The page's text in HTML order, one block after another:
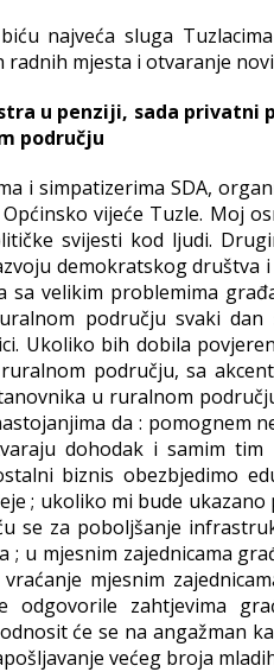
najveća sluga
mjesta i otvaranje
u penziji, sada privatni
području
i simpatizerima SDA,
vijeće Tuzle. Moj
svijesti kod ljudi.
demokratskog društva
sa velikim problemima
području svaki dan
Ukoliko bih dobila
području, sa
u ruralnom
da : pomognem
dohodak i samim
biznis obezbjedimo
; ukoliko mi bude
se za poboljšanje
; u mjesnim zajednicama
mjesnim
zahtjevima
će se na angažman
većeg broja